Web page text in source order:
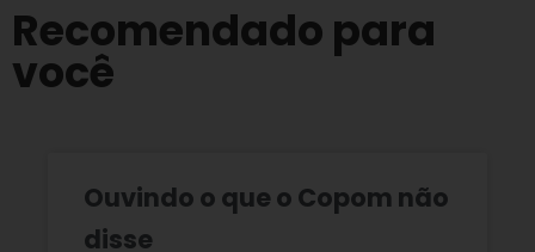
Recomendado para
você
Ouvindo o que o Copom não
disse